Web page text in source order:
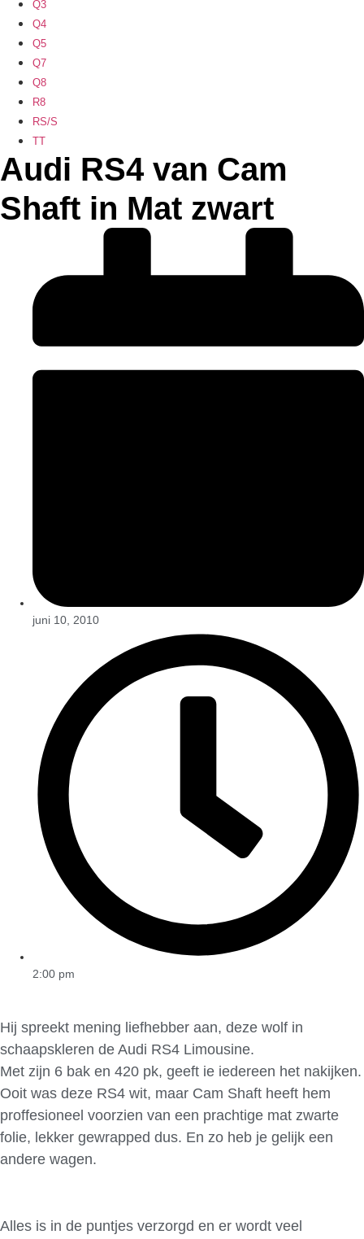
Q3
Q4
Q5
Q7
Q8
R8
RS/S
TT
Audi RS4 van Cam
Shaft in Mat zwart
juni 10, 2010
2:00 pm
Hij spreekt mening liefhebber aan, deze wolf in
schaapskleren de Audi RS4 Limousine.
Met zijn 6 bak en 420 pk, geeft ie iedereen het nakijken.
Ooit was deze RS4 wit, maar Cam Shaft heeft hem
proffesioneel voorzien van een prachtige mat zwarte
folie, lekker gewrapped dus. En zo heb je gelijk een
andere wagen.
Alles is in de puntjes verzorgd en er wordt veel